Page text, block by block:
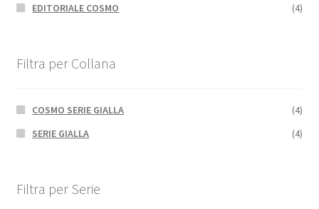
EDITORIALE COSMO (4)
Filtra per Collana
COSMO SERIE GIALLA
(4)
SERIE GIALLA
(4)
Filtra per Serie